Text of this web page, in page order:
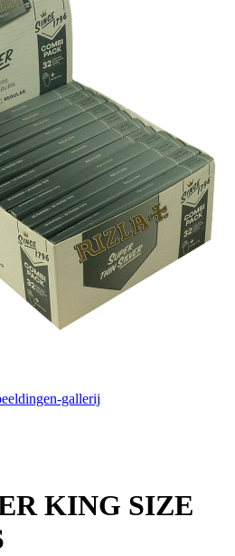
gallerij
KING SIZE